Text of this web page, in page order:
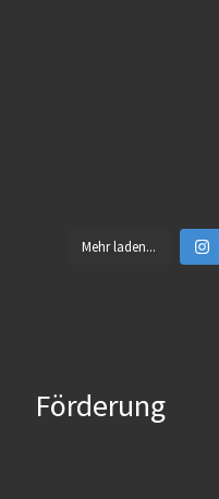
Mehr laden...
Förderung